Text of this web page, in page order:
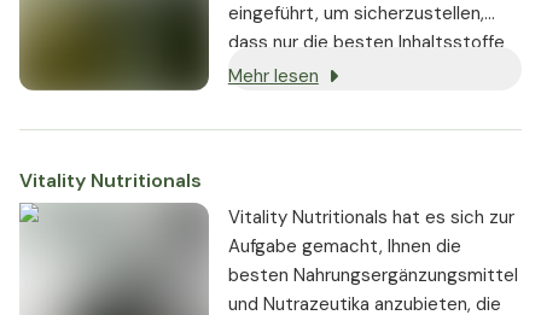
eingeführt, um sicherzustellen,
dass nur die besten Inhaltsstoffe
von seriösen Lieferanten bezogen
werden:
Mehr lesen
Vitality Nutritionals
Vitality Nutritionals hat es sich zur
Aufgabe gemacht, Ihnen die
besten Nahrungsergänzungsmittel
und Nutrazeutika anzubieten, die